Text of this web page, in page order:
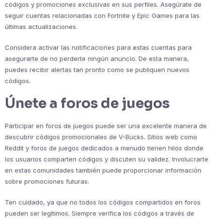
códigos y promociones exclusivas en sus perfiles. Asegúrate de
seguir cuentas relacionadas con Fortnite y Epic Games para las
últimas actualizaciones.
Considera activar las notificaciones para estas cuentas para
asegurarte de no perderte ningún anuncio. De esta manera,
puedes recibir alertas tan pronto como se publiquen nuevos
códigos.
Únete a foros de juegos
Participar en foros de juegos puede ser una excelente manera de
descubrir códigos promocionales de V-Bucks. Sitios web como
Reddit y foros de juegos dedicados a menudo tienen hilos donde
los usuarios comparten códigos y discuten su validez. Involucrarte
en estas comunidades también puede proporcionar información
sobre promociones futuras.
Ten cuidado, ya que no todos los códigos compartidos en foros
pueden ser legítimos. Siempre verifica los códigos a través de